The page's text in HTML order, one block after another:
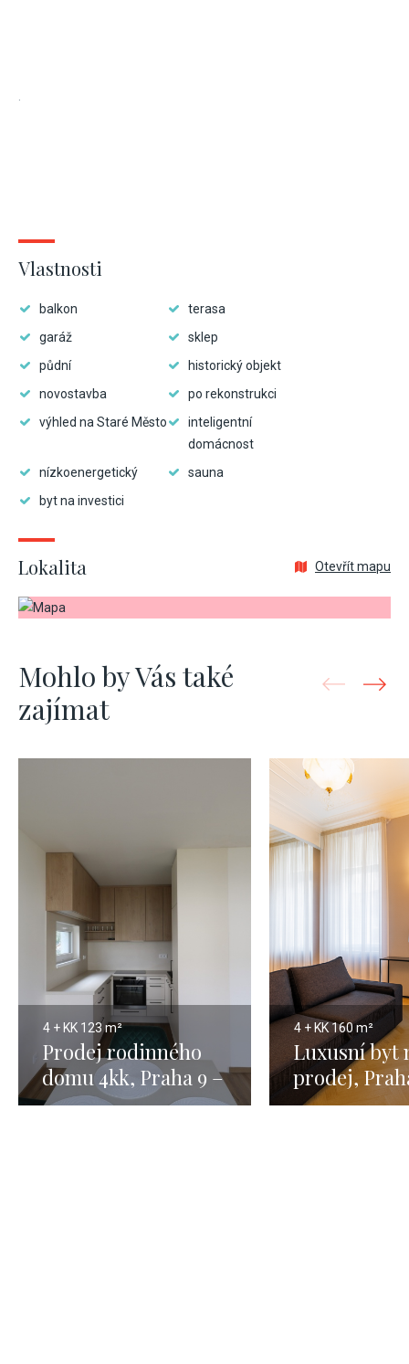
Vlastnosti
balkon
terasa
garáž
sklep
půdní
historický objekt
novostavba
po rekonstrukci
výhled na Staré Město
inteligentní
domácnost
nízkoenergetický
sauna
byt na investici
Lokalita Otevřít mapu
Mohlo by Vás také
zajímat
4 + KK 123 m²
Prodej rodinného
domu 4kk, Praha 9 –
123m2
4 + KK 160 m²
Luxusní byt
prodej,
Josefov -